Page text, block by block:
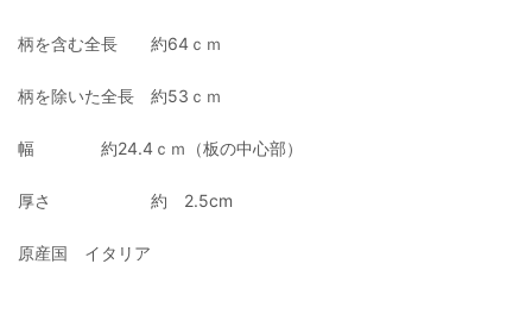
柄を含む全長 約64ｃｍ
柄を除いた全長 約53ｃｍ
幅 約24.4ｃｍ（板の中心部）
厚さ 約 2.5cm
原産国 イタリア